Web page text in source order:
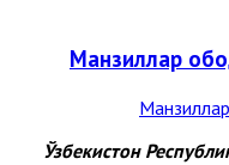
Манзиллар
Ўзбекистон